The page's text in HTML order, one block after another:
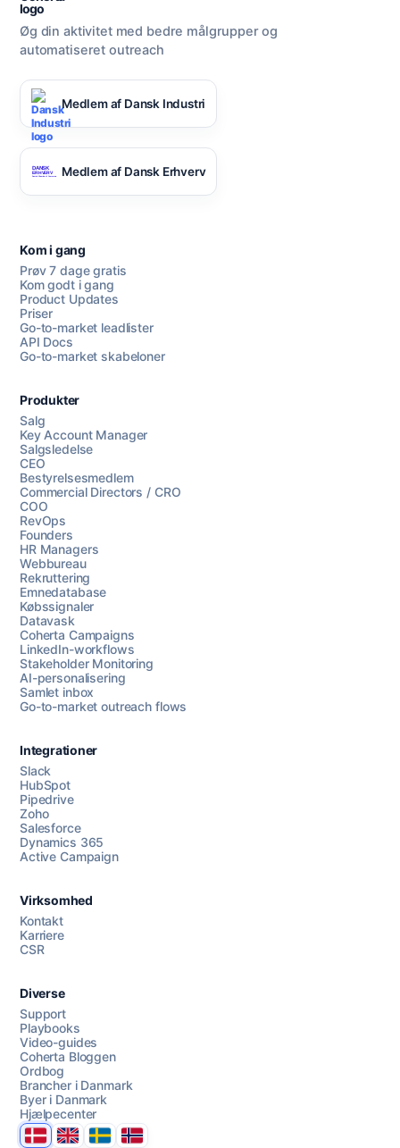
Chat med os
AI Campaign Assist
Øg din aktivitet med bedre målgrupper og
automatiseret outreach
Medlem af Dansk Industri
Medlem af Dansk Erhverv
Kom i gang
Prøv 7 dage gratis
Kom godt i gang
Product Updates
Priser
Go-to-market leadlister
API Docs
Go-to-market skabeloner
Produkter
Salg
Key Account Manager
Salgsledelse
CEO
Bestyrelsesmedlem
Commercial Directors / CRO
COO
RevOps
Founders
HR Managers
Webbureau
Rekruttering
Emnedatabase
Købssignaler
Datavask
Coherta Campaigns
LinkedIn-workflows
Stakeholder Monitoring
AI-personalisering
Samlet inbox
Go-to-market outreach flows
Integrationer
Slack
HubSpot
Pipedrive
Zoho
Salesforce
Dynamics 365
Active Campaign
Virksomhed
Kontakt
Karriere
CSR
Diverse
Support
Playbooks
Video-guides
Coherta Bloggen
Ordbog
Brancher i Danmark
Byer i Danmark
Hjælpecenter
DanmarkUnited Kingdom
SverigeNorge